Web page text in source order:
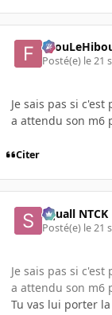
Posté(e) le 21
Je sais pas si
a attendu son m6
Citer
Squall NTCK
Posté(e) le 21
Je sais pas si
a attendu son m6
Tu vas lui porter